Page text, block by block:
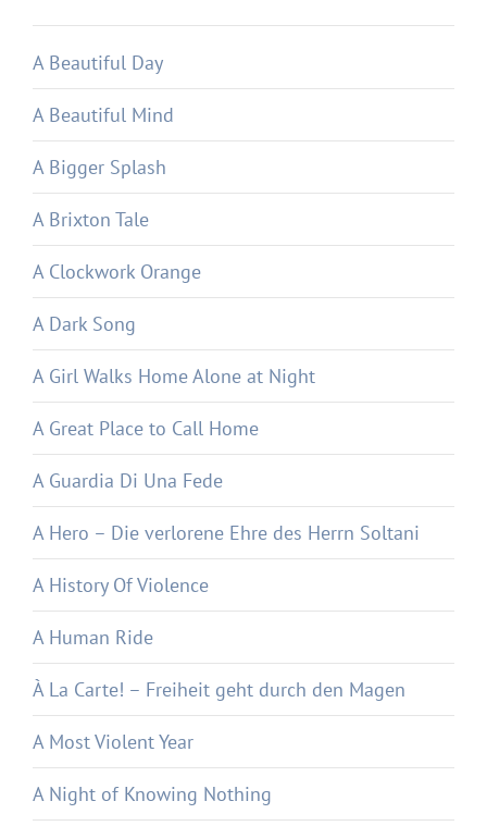
A Beautiful Day
A Beautiful Mind
A Bigger Splash
A Brixton Tale
A Clockwork Orange
A Dark Song
A Girl Walks Home Alone at Night
A Great Place to Call Home
A Guardia Di Una Fede
A Hero – Die verlorene Ehre des Herrn Soltani
A History Of Violence
A Human Ride
À La Carte! – Freiheit geht durch den Magen
A Most Violent Year
A Night of Knowing Nothing